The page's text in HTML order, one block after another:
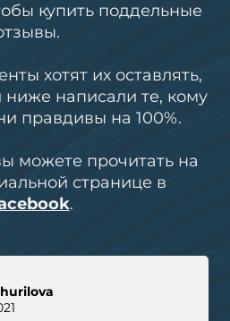
купить поддельные
хотят их оставлять,
написали те, кому
правдивы на 100%.
можете прочитать на
странице в
.